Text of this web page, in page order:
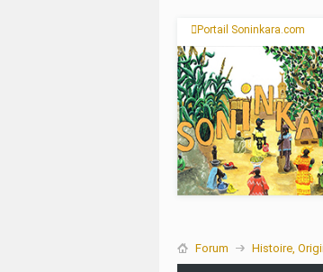
Portail Soninkara.com
Forum Histoire,